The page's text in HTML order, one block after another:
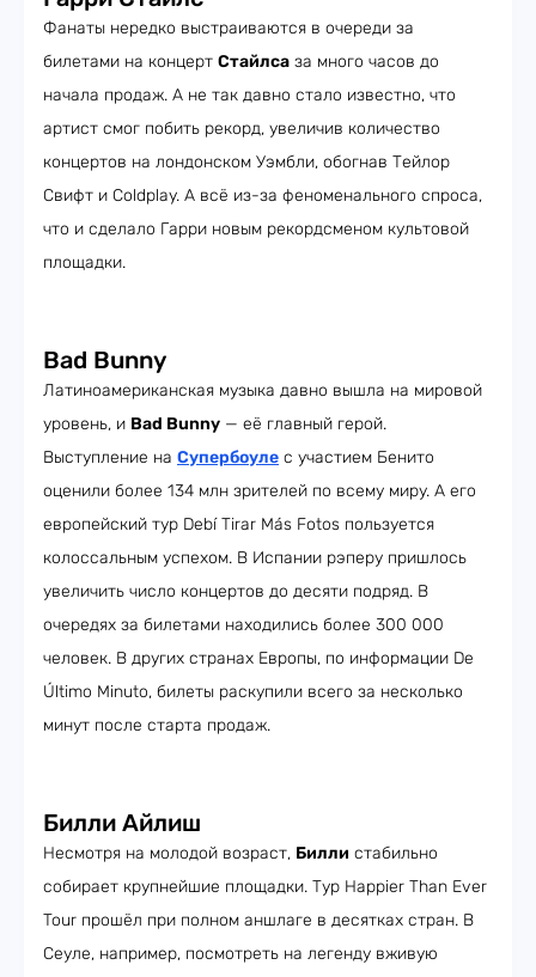
Фанаты нередко выстраиваются в очереди за
билетами на концерт Стайлса за много часов до
начала продаж. А не так давно стало известно, что
артист смог побить рекорд, увеличив количество
концертов на лондонском Уэмбли, обогнав Тейлор
Свифт и Coldplay. А всё из-за феноменального спроса,
что и сделало Гарри новым рекордсменом культовой
площадки.
Bad Bunny
Латиноамериканская музыка давно вышла на мировой
уровень, и Bad Bunny — её главный герой.
Выступление на Супербоуле с участием Бенито
оценили более 134 млн зрителей по всему миру. А его
европейский тур Debí Tirar Más Fotos пользуется
колоссальным успехом. В Испании рэперу пришлось
увеличить число концертов до десяти подряд. В
очередях за билетами находились более 300 000
человек. В других странах Европы, по информации De
Último Minuto, билеты раскупили всего за несколько
минут после старта продаж.
Билли Айлиш
Несмотря на молодой возраст, Билли стабильно
собирает крупнейшие площадки. Тур Happier Than Ever
Tour прошёл при полном аншлаге в десятках стран. В
Сеуле, например, посмотреть на легенду вживую